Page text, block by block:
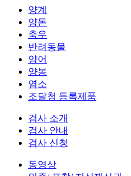
양계
양돈
축우
반려동물
양어
양봉
염소
조달청 등록제품
검사 소개
검사 안내
검사 신청
동영상